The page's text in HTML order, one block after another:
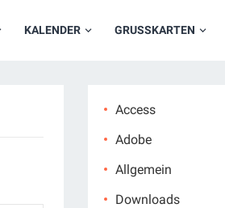
KALENDER GRUSSKARTEN
Access
Adobe
Allgemein
Downloads